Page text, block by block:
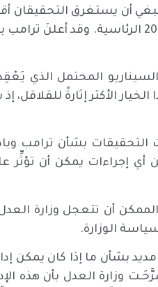
وفي الأفق تلوح انتخابات عام 2024
المحتمل الذي
الأكثر إثارةً
أي إجراءات يمكن أن تؤثِّر
الممكن أن تتعجل وزارة
الوزارة.
بشأن ما إذا كان يمكن
وزارة العدل بأن هذه